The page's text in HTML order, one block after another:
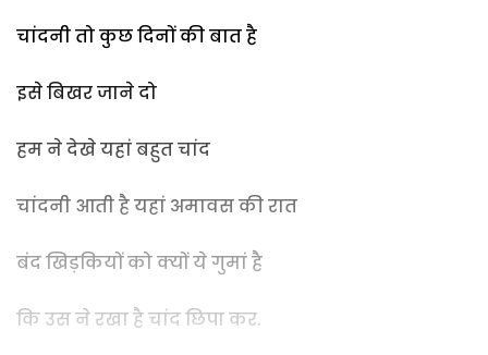
चांदनी तो कुछ दिनों की बात है
इसे बिखर जाने दो
हम ने देखे यहां बहुत चांद
चांदनी आती है यहां अमावस की रात
बंद खिड़कियों को क्यों ये गुमां है
कि उस ने रखा है चांद छिपा कर.